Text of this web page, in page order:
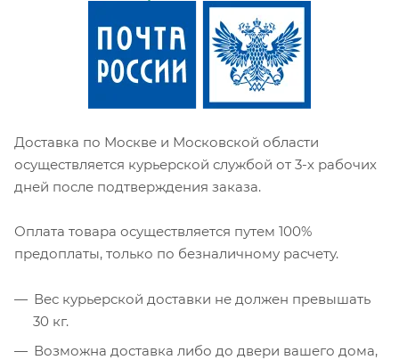
Доставка по Москве и Московской области
осуществляется курьерской службой от 3-х рабочих
дней после подтверждения заказа.
Оплата товара осуществляется путем 100%
предоплаты, только по безналичному расчету.
Вес курьерской доставки не должен превышать
30 кг.
Возможна доставка либо до двери вашего дома,